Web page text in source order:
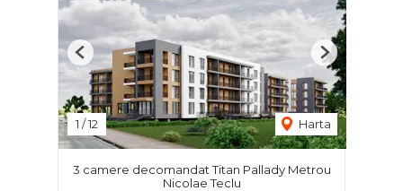
1 /12 Harta
Previous Next
3 camere decomandat Titan Pallady Metrou
Nicolae Teclu